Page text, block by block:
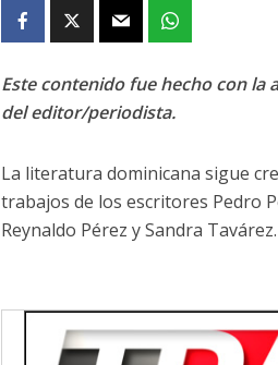
Este contenido fue hecho con la
del editor/periodista.
La literatura dominicana sigue
trabajos de los escritores Pedro
Reynaldo Pérez y Sandra Tavárez.